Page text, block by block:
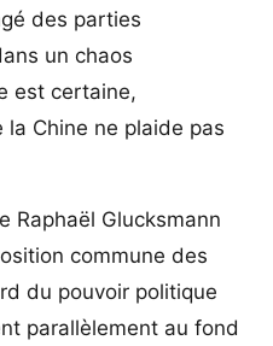
des parties
un chaos
est certaine,
la Chine ne plaide pas
Raphaël Glucksmann
commune des
du pouvoir politique
parallèlement au fond